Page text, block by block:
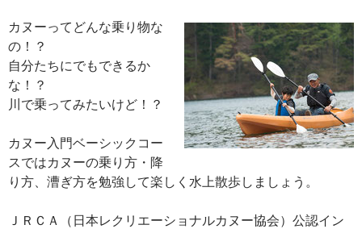
カヌーってどんな乗り物な
の！？
自分たちにでもできるか
な！？
川で乗ってみたいけど！？
カヌー入門ベーシックコー
スではカヌーの乗り方・降
り方、漕ぎ方を勉強して楽しく水上散歩しましょう。
ＪＲＣＡ（日本レクリエーショナルカヌー協会）公認イン